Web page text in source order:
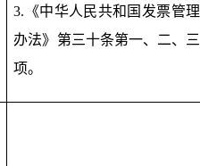
3.《中华人民共和国发票管理
办法》第三十条第一、二、三
项。